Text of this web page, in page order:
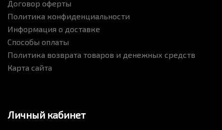
Договор оферты
Политика конфиденциальности
Информация о доставке
Способы оплаты
Политика возврата товаров и денежных средств
Карта сайта
Личный кабинет